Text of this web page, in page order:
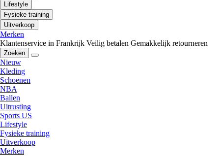
Lifestyle
Fysieke training
Uitverkoop
Merken
Klantenservice in Frankrijk Veilig betalen Gemakkelijk retourneren
Zoeken
Nieuw
Kleding
Schoenen
NBA
Ballen
Uitrusting
Sports US
Lifestyle
Fysieke training
Uitverkoop
Merken